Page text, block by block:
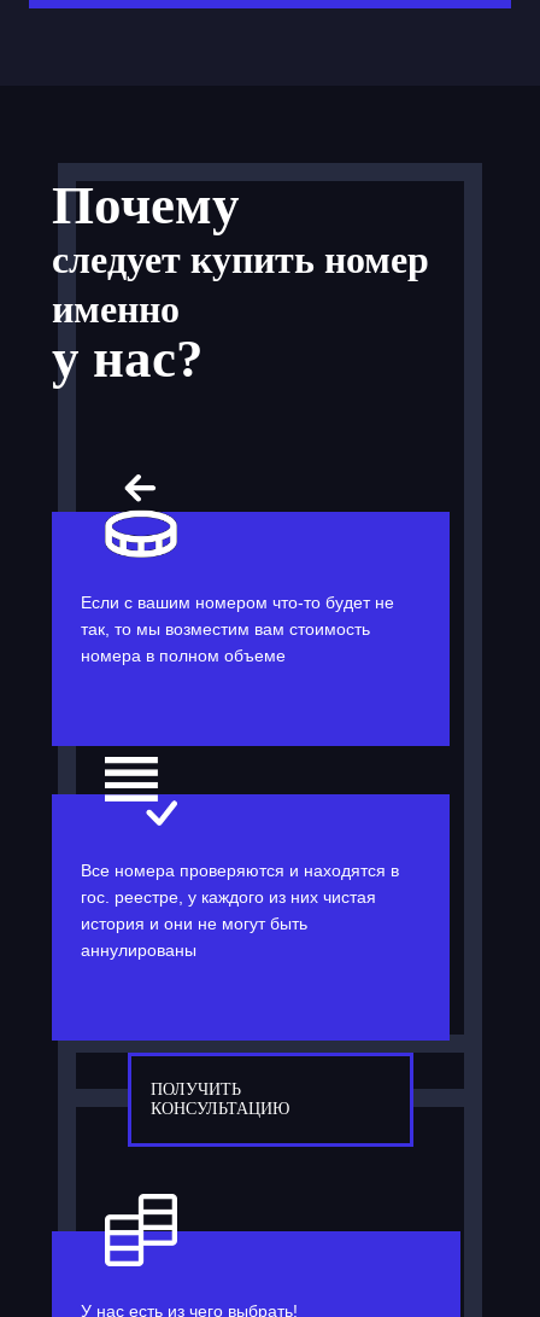
Почему
следует купить номер
именно
у нас?
Если с вашим номером что-то будет не
так, то мы возместим вам стоимость
номера в полном объеме
Все номера проверяются и находятся в
гос. реестре, у каждого из них чистая
история и они не могут быть
аннулированы
ПОЛУЧИТЬ
КОНСУЛЬТАЦИЮ
У нас есть из чего выбрать!